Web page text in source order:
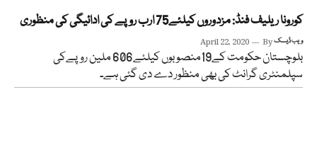
کورونا ریلیف فنڈ: مزدوروں کیلئے75 ارب روپے کی ادائیگی کی منظوری
April 22, 2020 Byویب ڈیسک
بلوچستان حکومت کے19منصوبوں کیلئے606 ملین روپےکی
سپلمنٹری گرانٹ کی بھی منظور دے دی گئی ہے۔